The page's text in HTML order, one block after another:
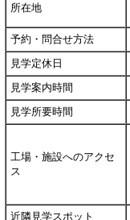
所在地
予約・問合せ方法
見学定休日
見学案内時間
見学所要時間
工場・施設へのアクセ
ス
近隣見学スポット